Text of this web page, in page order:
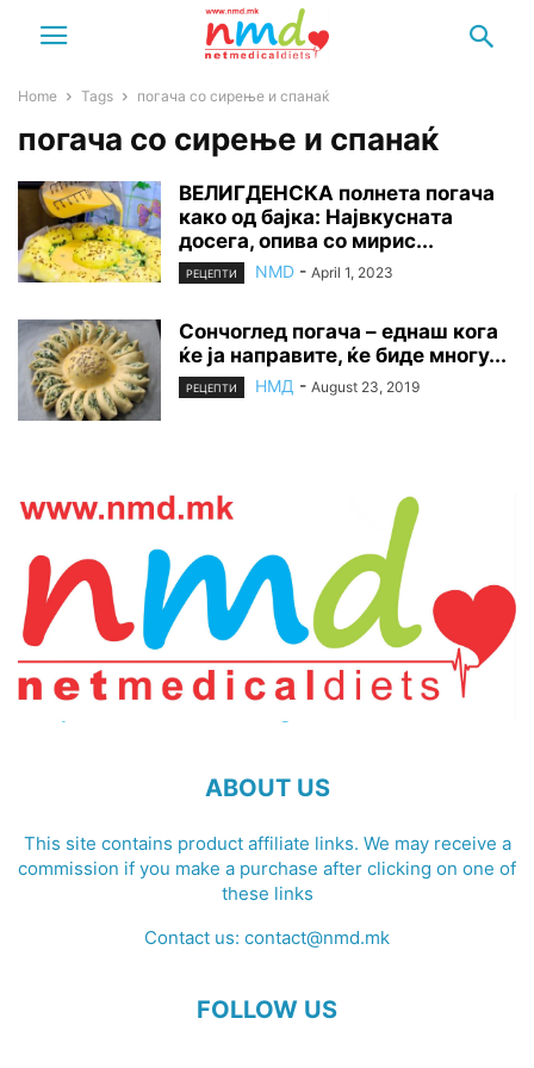
Home Tags погача со сирење и спанаќ
погача со сирење и спанаќ
ВЕЛИГДЕНСКА полнета погача
како од бајка: Највкусната
досега, опива со мирис...
РЕЦЕПТИ NMD - April 1, 2023
Сончоглед погача – еднаш кога
ќе ја направите, ќе биде многу...
РЕЦЕПТИ НМД - August 23, 2019
ABOUT US
This site contains product affiliate links. We may receive a
commission if you make a purchase after clicking on one of
these links
Contact us: contact@nmd.mk
FOLLOW US